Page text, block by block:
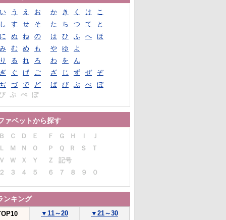
い う え お か き く け
こ
し す せ そ た ち つ て
と
に ぬ ね の は ひ ふ へ
ほ
み む め も や ゆ
よ
り る れ ろ わ を
ん
ぎ ぐ げ ご ざ じ ず ぜ
ぞ
ぢ づ で ど ば び ぶ べ
ぼ
ぷ ぺ ぽ
ァベットから探す
Ｂ Ｃ Ｄ Ｅ Ｆ Ｇ Ｈ Ｉ
Ｊ
Ｌ Ｍ Ｎ Ｏ Ｐ Ｑ Ｒ Ｓ
Ｔ
Ｖ Ｗ Ｘ Ｙ Ｚ
記号
２ ３ ４ ５ ６ ７ ８ ９ ０
ンキング
▼ 11～20 ▼ 21～30